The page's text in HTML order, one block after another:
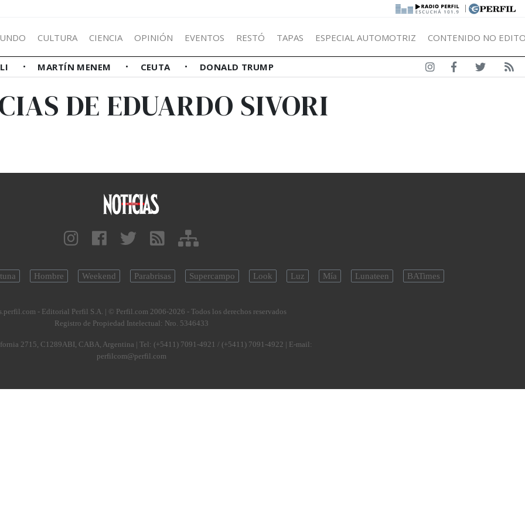
|
CULTURA CIENCIA OPINIÓN EVENTOS RESTÓ TAPAS ESPECIAL AUTOMOTRIZ CONTENIDO NO
MARTÍN MENEM CEUTA DONALD TRUMP
DE EDUARDO SIVORI
Hombre Weekend Parabrisas Supercampo Look Luz Mía Lunateen BATimes
- Editorial Perfil S.A. | © Perfil.com 2006-2026 - Todos los derechos reservados
Registro de Propiedad Intelectual: Nro. 5346433
2715, C1289ABI, CABA, Argentina | Tel: (+5411) 7091-4921 / (+5411) 7091-4922 | E-mail:
perfilcom@perfil.com